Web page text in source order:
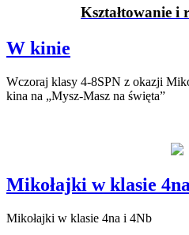
Kształtowanie i
W kinie
Wczoraj klasy 4-8SPN z okazji
kina na „Mysz-Masz na święta”
Mikołajki w klasie
Mikołajki w klasie 4na i 4Nb